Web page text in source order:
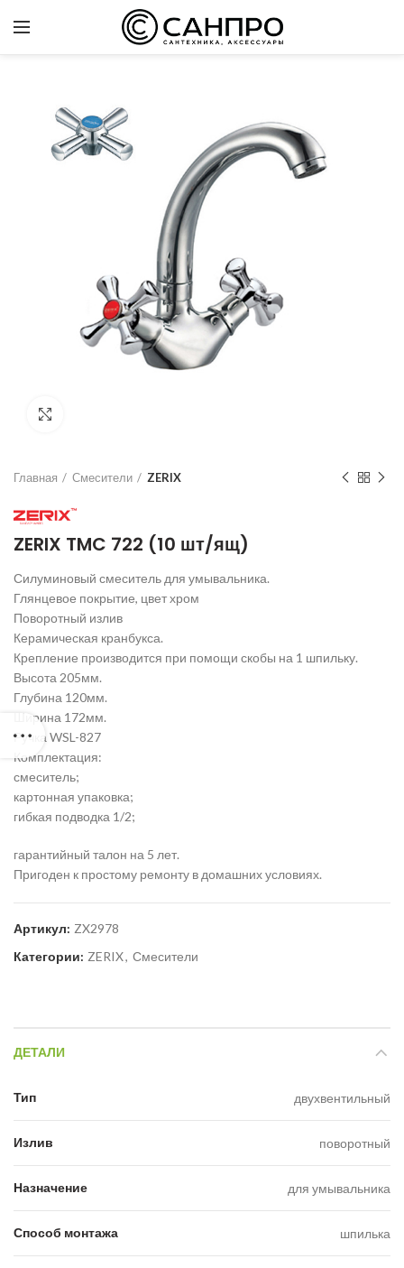
Главная Смесители ZERIX
ZERIX TMC 722 (10 шт/ящ)
Силуминовый смеситель для умывальника.
Глянцевое покрытие, цвет хром
Поворотный излив
Керамическая кранбукса.
Крепление производится при помощи скобы на 1 шпильку.
Высота 205мм.
Глубина 120мм.
Ширина 172мм.
Ручка WSL-827
Комплектация:
смеситель;
картонная упаковка;
гибкая подводка 1/2;
гарантийный талон на 5 лет.
Пригоден к простому ремонту в домашних условиях.
Артикул: ZX2978
Категории: ZERIX, Смесители
ДЕТАЛИ
Тип двухвентильный
Излив поворотный
Назначение для умывальника
Способ монтажа шпилька